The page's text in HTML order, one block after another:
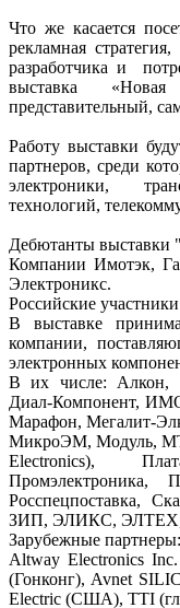
Что же касается
рекламная
разработчика и
выставка
представительный,
Работу выставки
партнеров, среди
электроники,
технологий,
Дебютанты выставки
Компании Имотэк,
Электроникс.
Российские
В выставке
компании,
электронных
В их числе: Алкон,
Диал-Компонент,
Марафон, Мегалит-
МикроЭМ, Модуль,
Electronics),
Промэлектроника,
Росспецпоставка,
ЗИП, ЭЛИКС,
Зарубежные партнеры:
Altway Electronics
(Гонконг), Avnet
Electric (США), TTI